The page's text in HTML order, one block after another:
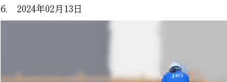
6. 2024年02月13日